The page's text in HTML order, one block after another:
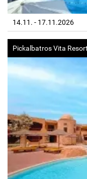
14.11. - 17.11.2026
Pickalbatros Vita